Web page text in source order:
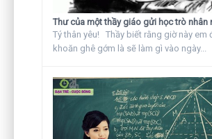
Thư của một thầy giáo gửi học trò nhân
Tý thân yêu! Thầy biết rằng giờ này em
khoăn ghê gớm là sẽ làm gì vào ngày...